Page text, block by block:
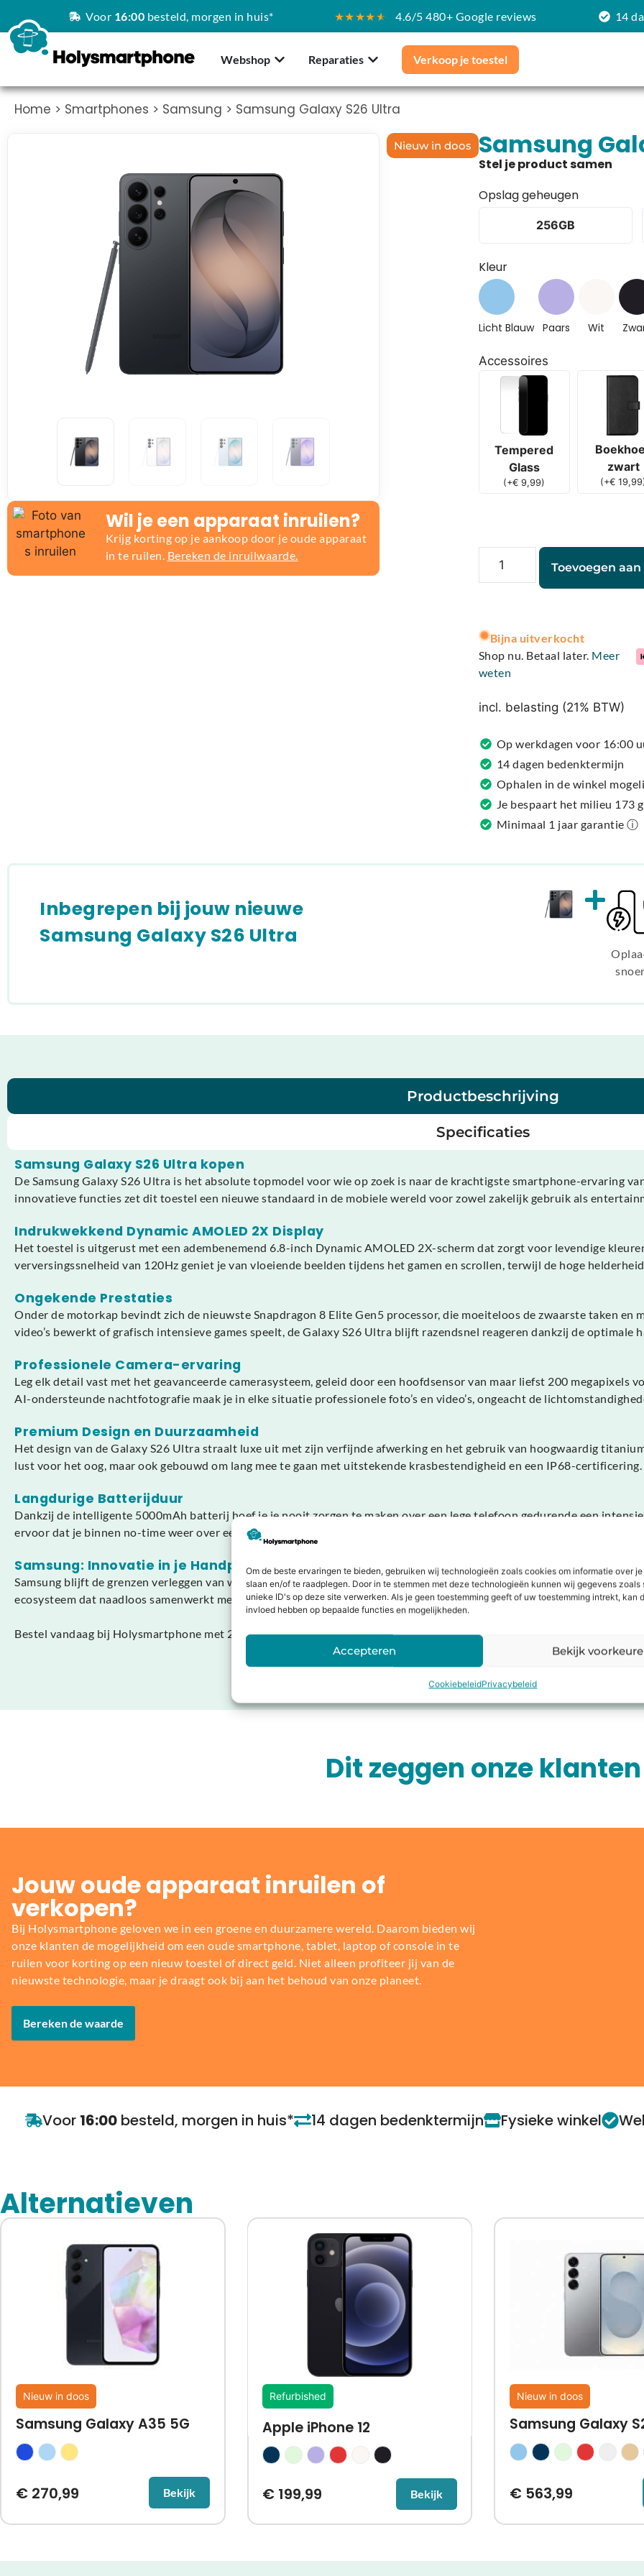
Om de beste ervaringen te bieden, gebruiken wij technologieën zoals cookies om informatie over
slaan en/of te raadplegen. Door in te stemmen met deze technologieën kunnen wij gegevens zoals
unieke ID's op deze site verwerken. Als je geen toestemming geeft of uw toestemming intrekt, kan
invloed hebben op bepaalde functies en mogelijkheden.
Accepteren Bekijk
CookiebeleidPrivacybeleid
Voor 16:00 besteld, morgen in huis* ★★★★★ 4.6/5 480+ Google reviews 14
Webshop Reparaties Verkoop je toestel
Home > Smartphones > Samsung > Samsung Galaxy S26 Ultra
Wil je een apparaat inruilen?
Krijg korting op je aankoop door je oude apparaat
in te ruilen. Bereken de inruilwaarde.
Nieuw in doos Samsung
Opslag geheugen
256GB
Kleur
Licht Blauw Paars Wit
Accessoires
Tempered
Glass
(+€ 9,99)
zwart
(+€ 19,99
Toevoegen
l
t
e
n
t
i
v
e
:
Bijna uitverkocht
Shop nu. Betaal later. Meer
weten
incl. belasting (21% BTW)
Op werkdagen voor 16:00
14 dagen bedenktermijn
Ophalen in de winkel
Je bespaart het milieu 173
Minimaal 1 jaar garantie ⓘ
Inbegrepen bij jouw nieuwe
Samsung Galaxy S26 Ultra
Productbeschrijving
Specificaties
Samsung Galaxy S26 Ultra kopen
De Samsung Galaxy S26 Ultra is het absolute topmodel voor wie op zoek is naar de krachtigste smartphone-ervaring
innovatieve functies zet dit toestel een nieuwe standaard in de mobiele wereld voor zowel zakelijk gebruik als
Indrukwekkend Dynamic AMOLED 2X Display
Het toestel is uitgerust met een adembenemend 6.8-inch Dynamic AMOLED 2X-scherm dat zorgt voor levendige
verversingssnelheid van 120Hz geniet je van vloeiende beelden tijdens het gamen en scrollen, terwijl de hoge
Ongekende Prestaties
Onder de motorkap bevindt zich de nieuwste Snapdragon 8 Elite Gen5 processor, die moeiteloos de zwaarste taken en
video’s bewerkt of grafisch intensieve games speelt, de Galaxy S26 Ultra blijft razendsnel reageren dankzij de optimale
Professionele Camera-ervaring
Leg elk detail vast met het geavanceerde camerasysteem, geleid door een hoofdsensor van maar liefst 200 megapixels
AI-ondersteunde nachtfotografie maak je in elke situatie professionele foto’s en video’s, ongeacht de
Premium Design en Duurzaamheid
Het design van de Galaxy S26 Ultra straalt luxe uit met zijn verfijnde afwerking en het gebruik van hoogwaardig
lust voor het oog, maar ook gebouwd om lang mee te gaan met uitstekende krasbestendigheid en een IP68-certificering.
Langdurige Batterijduur
Dankzij de intelligente 5000mAh batterij hoef je je nooit zorgen te maken over een lege telefoon gedurende een
ervoor dat je binnen no-time weer over een volle accu beschikt voor al je dagelijkse activiteiten en multimedia.
Samsung: Innovatie in je Handpalm
Samsung blijft de grenzen verleggen van wat mogelijk is met mobiele technologie en de S-serie is daar het ultieme
ecosysteem dat naadloos samenwerkt met andere Galaxy-apparaten, kies je met dit toestel voor absolute zekerheid en
Bestel vandaag bij Holysmartphone met 2 jaar garantie online of in de winkel!
Dit zeggen onze klanten
Jouw oude apparaat inruilen of
verkopen?
Bij Holysmartphone geloven we in een groene en duurzamere wereld. Daarom bieden wij
onze klanten de mogelijkheid om een oude smartphone, tablet, laptop of console in te
ruilen voor korting op een nieuw toestel of direct geld. Niet alleen profiteer jij van de
nieuwste technologie, maar je draagt ook bij aan het behoud van onze planeet.
Bereken de waarde
Voor 16:00 besteld, morgen in huis* 14 dagen bedenktermijn Fysieke winkel
Alternatieven
Nieuw in doos
Samsung Galaxy A35 5G
€270,99 Bekijk
Refurbished
Apple iPhone 12
€ 199,99 Bekijk
Nieuw in doos
Samsung Galaxy
€563,99